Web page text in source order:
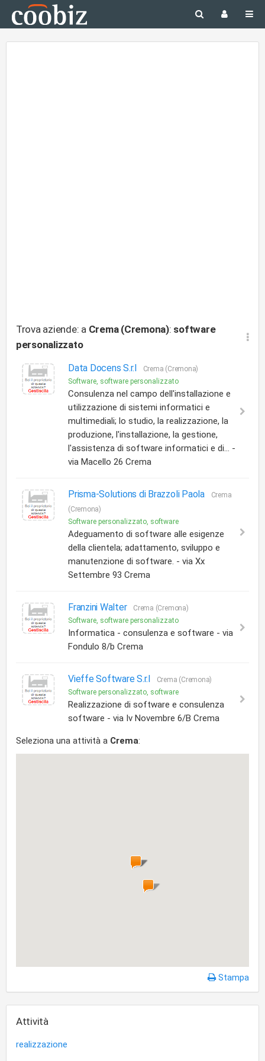
Trova aziende: a Crema (Cremona): software
personalizzato
Data Docens S.r.l
Crema (Cremona)
Software, software personalizzato
Consulenza nel campo dell'installazione e
utilizzazione di sistemi informatici e
multimediali; lo studio, la realizzazione, la
produzione, l'installazione, la gestione,
l'assistenza di software informatici e di... -
via Macello 26 Crema
Prisma-Solutions di Brazzoli Paola
Crema
(Cremona)
Software personalizzato, software
Adeguamento di software alle esigenze
della clientela; adattamento, sviluppo e
manutenzione di software. - via Xx
Settembre 93 Crema
Franzini Walter
Crema (Cremona)
Software, software personalizzato
Informatica - consulenza e software - via
Fondulo 8/b Crema
Vieffe Software S.r.l
Crema (Cremona)
Software personalizzato, software
Realizzazione di software e consulenza
software - via Iv Novembre 6/B Crema
Seleziona una attività a Crema:
Stampa
Attività
realizzazione